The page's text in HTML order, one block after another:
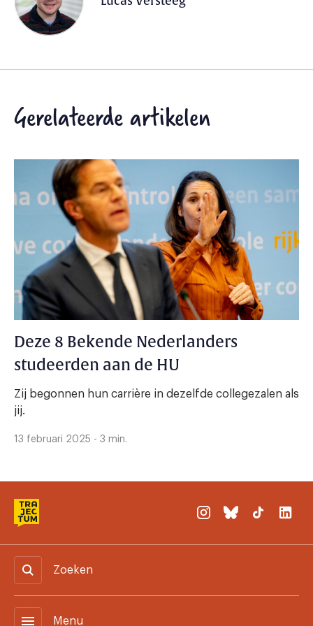
Gerelateerde artikelen
Deze 8 Bekende Nederlanders
studeerden aan de HU
Zij begonnen hun carrière in dezelfde collegezalen als
jij.
13 februari 2025 - 3 min.
Zoeken
menu Menu